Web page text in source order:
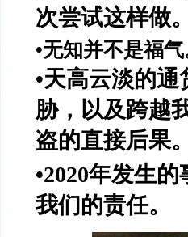
次尝试这样做。
•无知并不是福气
•天高云淡的
胁，以及跨越
盗的直接后果。
•2020年发生
我们的责任。